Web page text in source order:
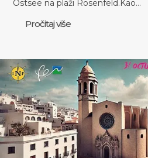
Ostsee na plaži Rosenfeld.Kao…
Pročitaj više